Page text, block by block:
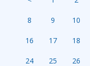
8 9 10
16 17 18
24 25 26